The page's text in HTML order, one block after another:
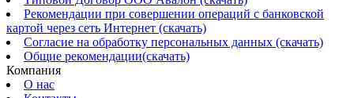
Рекомендации при совершении операций с банковской
картой через сеть Интернет (скачать)
Согласие на обработку персональных данных (скачать)
Общие рекомендации(скачать)
Компания
О нас